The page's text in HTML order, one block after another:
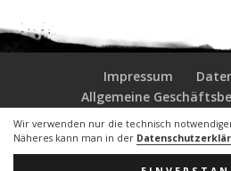
Wir verwenden nur die technisch
Näheres kann man in der
Impressum
Allgemeine